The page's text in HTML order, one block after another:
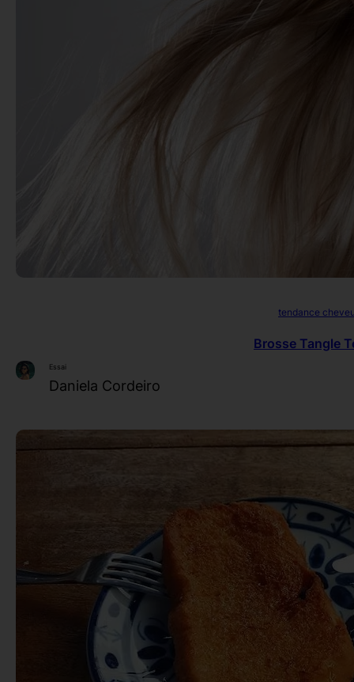
tendance
Brosse Tangle
Essai
Daniela Cordeiro